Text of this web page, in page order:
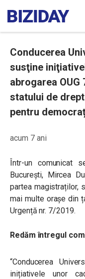
Conducerea
susţine
abrogarea
statului de
pentru
acum 7 ani
Într-un comunicat
București, Mircea
partea magistraților,
mai multe orașe din
Urgență nr. 7/2019.
Redăm întregul
“Conducerea
inițiativele unor